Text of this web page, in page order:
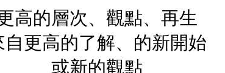
高的層次、觀點、再生
自更高的了解、的新開始
或新的觀點